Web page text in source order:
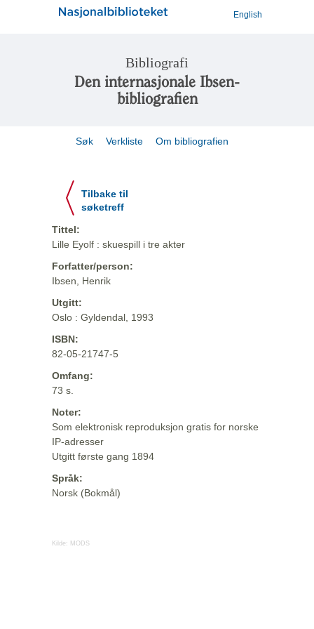
English
Bibliografi
Den internasjonale Ibsen-
bibliografien
Søk Verkliste Om bibliografien
Tilbake til
søketreff
Tittel:
Lille Eyolf : skuespill i tre akter
Forfatter/person:
Ibsen, Henrik
Utgitt:
Oslo : Gyldendal, 1993
ISBN:
82-05-21747-5
Omfang:
73 s.
Noter:
Som elektronisk reproduksjon gratis for norske
IP-adresser
Utgitt første gang 1894
Språk:
Norsk (Bokmål)
Kilde: MODS